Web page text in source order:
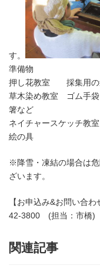
す。
準備物
押し花教室 採集用の
草木染め教室 ゴム手袋
箸など
ネイチャースケッチ教
絵の具
※降雪・凍結の場合は
ざいます。
【お申込み&お問い合
42-3800 (担当：市橋)
関連記事